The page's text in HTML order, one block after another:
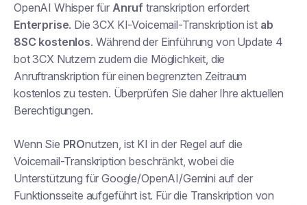
OpenAI Whisper für Anruf transkription erfordert
Enterprise. Die 3CX KI-Voicemail-Transkription ist ab
8SC kostenlos. Während der Einführung von Update 4
bot 3CX Nutzern zudem die Möglichkeit, die
Anruftranskription für einen begrenzten Zeitraum
kostenlos zu testen. Überprüfen Sie daher Ihre aktuellen
Berechtigungen.
Wenn Sie PROnutzen, ist KI in der Regel auf die
Voicemail-Transkription beschränkt, wobei die
Unterstützung für Google/OpenAI/Gemini auf der
Funktionsseite aufgeführt ist. Für die Transkription von